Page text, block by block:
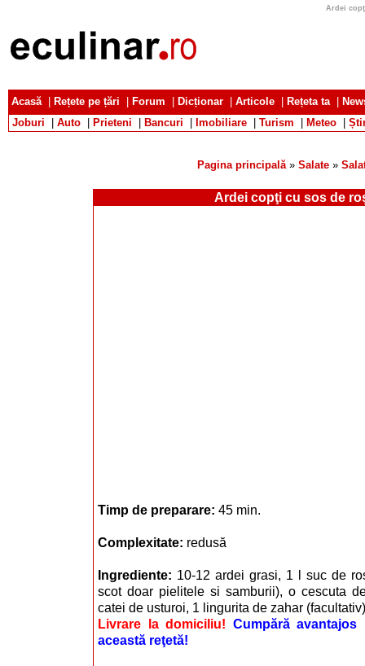
Ardei
Acasă| Rețete pe țări Forum Dicționar Articole Rețeta ta|
Joburi
Auto Prieteni Bancuri Imobiliare Turism Meteo
Pagina principală» Salate »
Ardei copţi cu sos de
Timp de preparare: 45 min.
Complexitate: redusă
Ingrediente: 10-12 ardei grasi, 1 l suc de
scot doar pielitele si samburii), o cescuta
catei de usturoi, 1 lingurita de zahar
Livrare la domiciliu! Cumpără avantajos
această reţetă!